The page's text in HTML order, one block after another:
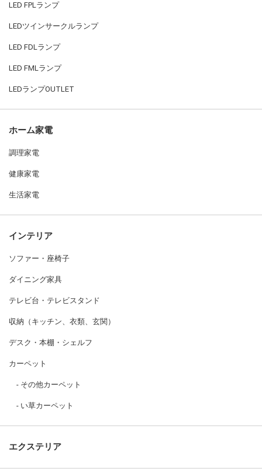
LED FPLランプ
LEDツインサークルランプ
LED FDLランプ
LED FMLランプ
LEDランプOUTLET
ホーム家電
調理家電
健康家電
生活家電
インテリア
ソファー・座椅子
ダイニング家具
テレビ台・テレビスタンド
収納（キッチン、衣類、玄関）
デスク・本棚・シェルフ
カーペット
その他カーペット
い草カーペット
エクステリア